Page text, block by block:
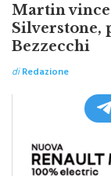
Martin
Silverstone,
Bezzecchi
diRedazione